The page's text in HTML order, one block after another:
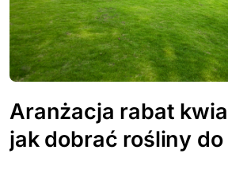
Aranżacja rabat
jak dobrać rośliny